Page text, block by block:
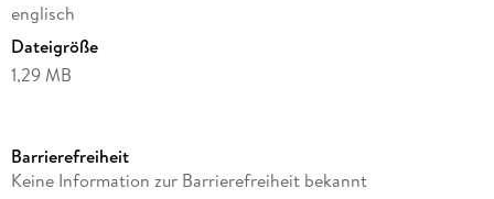
englisch
Dateigröße
1,29 MB
Autor/Autorin
Barrierefreiheit
Keine Information zur Barrierefreiheit bekannt